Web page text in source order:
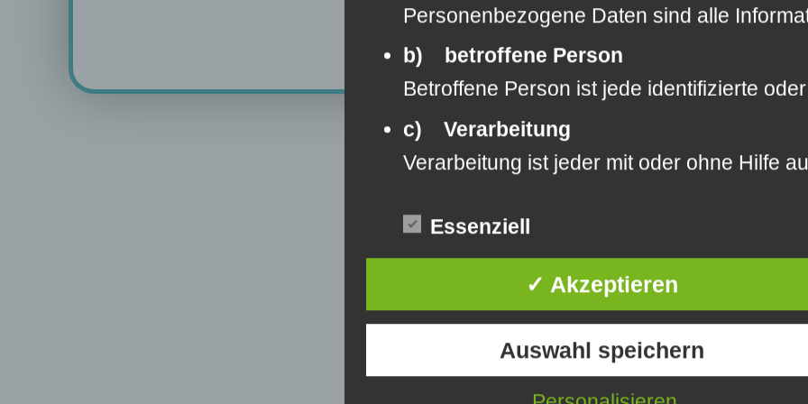
Personenbezogene Daten sind alle
b) betroffene Person
Betroffene Person ist jede identifizierte
c) Verarbeitung
Verarbeitung ist jeder mit oder ohne Hilfe
Einschränkung der Verarbeitung ist die
Profiling ist jede Art der automatisierten
f) Pseudonymisierung
Pseudonymisierung ist die Verarbeitung
Essenziell
✓ Akzeptieren
Auswahl speichern